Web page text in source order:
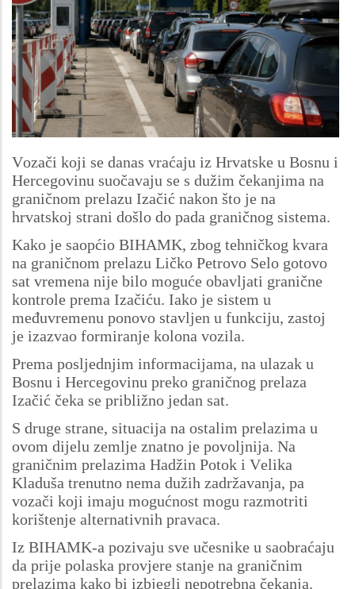
Vozači koji se danas vraćaju iz Hrvatske u Bosnu i
Hercegovinu suočavaju se s dužim čekanjima na
graničnom prelazu Izačić nakon što je na
hrvatskoj strani došlo do pada graničnog sistema.
Kako je saopćio BIHAMK, zbog tehničkog kvara
na graničnom prelazu Ličko Petrovo Selo gotovo
sat vremena nije bilo moguće obavljati granične
kontrole prema Izačiću. Iako je sistem u
međuvremenu ponovo stavljen u funkciju, zastoj
je izazvao formiranje kolona vozila.
Prema posljednjim informacijama, na ulazak u
Bosnu i Hercegovinu preko graničnog prelaza
Izačić čeka se približno jedan sat.
S druge strane, situacija na ostalim prelazima u
ovom dijelu zemlje znatno je povoljnija. Na
graničnim prelazima Hadžin Potok i Velika
Kladuša trenutno nema dužih zadržavanja, pa
vozači koji imaju mogućnost mogu razmotriti
korištenje alternativnih pravaca.
Iz BIHAMK-a pozivaju sve učesnike u saobraćaju
da prije polaska provjere stanje na graničnim
prelazima kako bi izbjegli nepotrebna čekanja.